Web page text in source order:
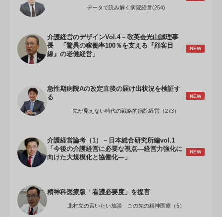
データで読み解く病院経営(254)
介護経営のデザインVol.4－敬英会光山誠理事
長 「驚異の稼働率100％を支える『顧客目
線』の老健経営」
NEW
急性期病院Aの改定直後の届け出状況を検証す
る
NEW
先が見えない時代の戦略的病院経営（273）
介護経営論考（1）－日本総合研究所編vol.1
「今後の介護経営に必要な視点―経営力強化に
向けた大規模化と協働化―」
NEW
精神科医療版「看護必要度」を提言
北村立の言いたい放談 この先の精神医療（5）